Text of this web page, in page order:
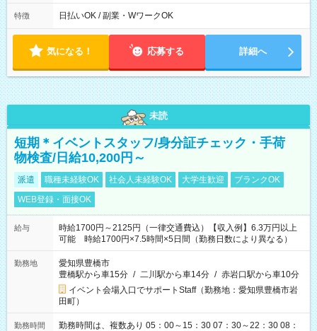
00
特徴 日払いOK / 副業・WワークOK
気になる！ 応募する 詳細へ
未読
短期＊イベントスタッフ/身分証チェック・手荷
物検査/日給10,200円～
派遣 職種未経験OK 社会人未経験OK 大学生歓迎
ブランクOK
WEB登録・面接OK
給与
時給1700円～2125円（一律交通費込）【収入例】6.3万円以上
可能 時給1700円×7.5時間×5日間（勤務日数により異なる）
勤務地
愛知県豊橋市
豊橋駅から車15分 / 二川駅から車14分 / 赤岩口駅から車10分
イベント会場入口でサポートStaff（勤務地：愛知県豊橋市岩
田町）
勤務時間
勤務時間は、複数あり 05：00～15：30 07：30～22：30 08：